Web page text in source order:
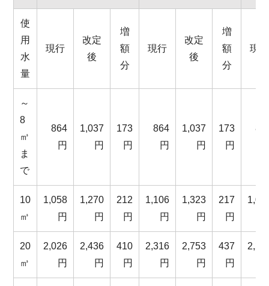
使
用
水
量
現行
改定
後
増
額
分
現行
改定
後
増
額
分
現行
～
8
㎥
ま
で
864
円
1,037
円
173
円
864
円
1,037
円
173
円
10
㎥
1,058
円
1,270
円
212
円
1,106
円
1,323
円
217
円
20
㎥
2,026
円
2,436
円
410
円
2,316
円
2,753
円
437
円